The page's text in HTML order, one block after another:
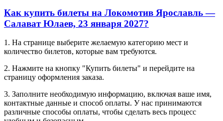
Как купить билеты на Локомотив Ярославль —
Салават Юлаев, 23 января 2027?
1. На странице выберите желаемую категорию мест и
количество билетов, которые вам требуются.
2. Нажмите на кнопку "Купить билеты" и перейдите на
страницу оформления заказа.
3. Заполните необходимую информацию, включая ваше имя,
контактные данные и способ оплаты. У нас принимаются
различные способы оплаты, чтобы сделать весь процесс